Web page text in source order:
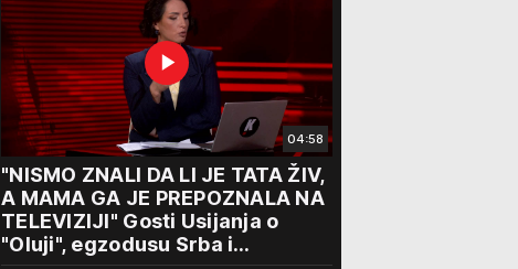
04:58
"NISMO ZNALI DA LI JE TATA ŽIV,
A MAMA GA JE PREPOZNALA NA
TELEVIZIJI" Gosti Usijanja o
"Oluji", egzodusu Srba i